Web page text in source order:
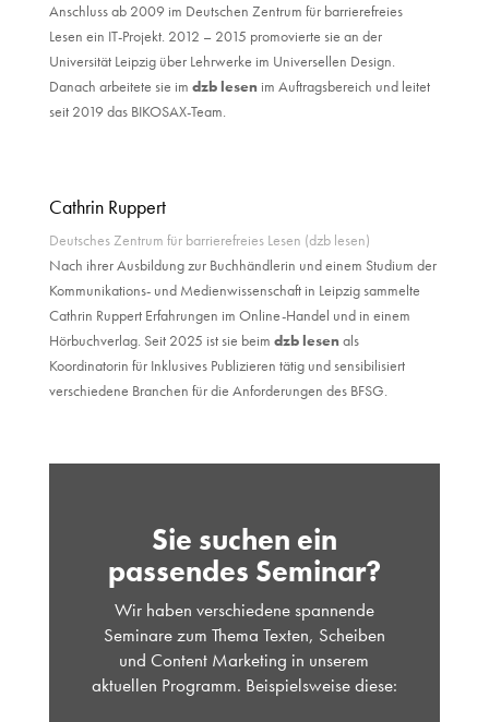
Anschluss ab 2009 im Deutschen Zentrum für barrierefreies
Lesen ein IT-Projekt. 2012 – 2015 promovierte sie an der
Universität Leipzig über Lehrwerke im Universellen Design.
Danach arbeitete sie imdzb lesen im Auftragsbereich und leitet
seit 2019 das BIKOSAX-Team.
Cathrin Ruppert
Deutsches Zentrum für barrierefreies Lesen (dzb lesen)
Nach ihrer Ausbildung zur Buchhändlerin und einem Studium der
Kommunikations- und Medienwissenschaft in Leipzig sammelte
Cathrin Ruppert Erfahrungen im Online-Handel und in einem
Hörbuchverlag. Seit 2025 ist sie beimdzb lesenals
Koordinatorin für Inklusives Publizieren tätig und sensibilisiert
verschiedene Branchen für die Anforderungen des BFSG.
Sie suchen ein
passendes Seminar?
Wir haben verschiedene spannende
Seminare zum Thema Texten, Scheiben
und Content Marketing in unserem
aktuellen Programm. Beispielsweise diese: